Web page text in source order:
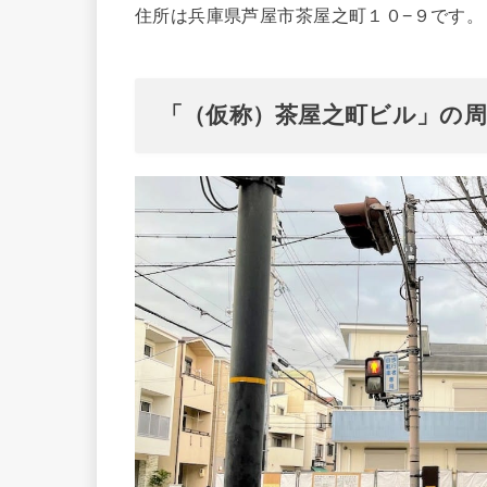
住所は兵庫県芦屋市茶屋之町１０−９です。
「（仮称）茶屋之町ビル」の